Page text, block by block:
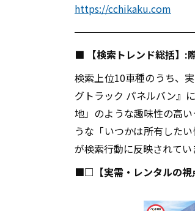
https://cchikaku.com
■
【検索トレンド総括】
検索上位10車種のうち、
グトラック パネルバン』
地」のような趣味性の高
うな「いつかは所有した
が検索行動に反映されてい
■□【実需・レンタルの視